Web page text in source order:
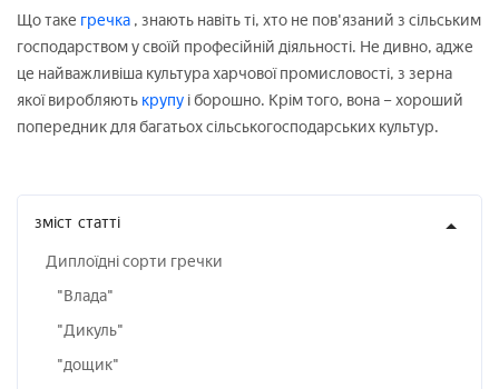
Що таке гречка , знають навіть ті, хто не пов'язаний з сільським
господарством у своїй професійній діяльності. Не дивно, адже
це найважливіша культура харчової промисловості, з зерна
якої виробляють крупу і борошно. Крім того, вона – хороший
попередник для багатьох сільськогосподарських культур.
зміст статті
Диплоїдні сорти гречки
"Влада"
"Дикуль"
"дощик"